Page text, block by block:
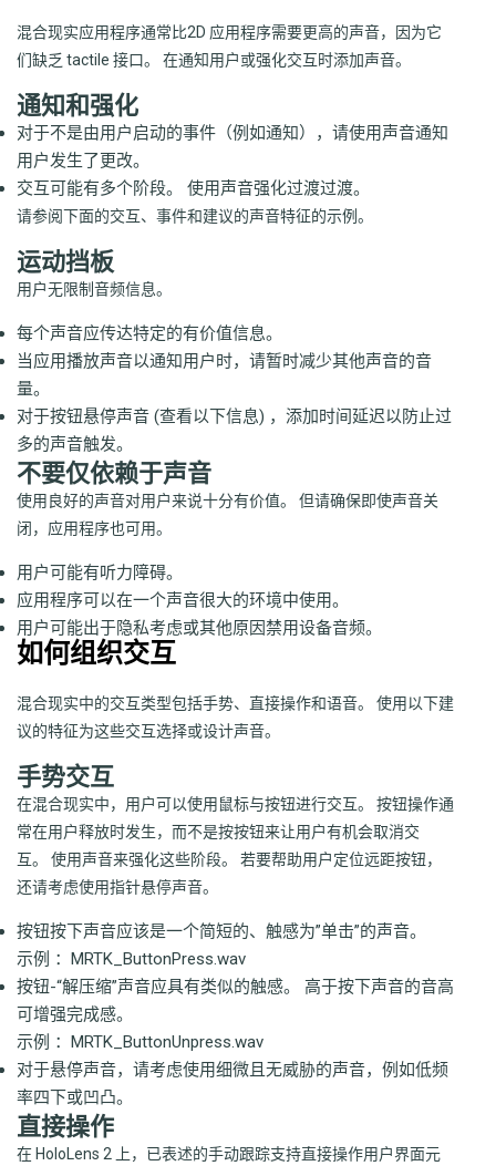
混合现实应用程序通常比2D 应用程序需要更高的声音，因为它
们缺乏 tactile 接口。 在通知用户或强化交互时添加声音。
通知和强化
对于不是由用户启动的事件（例如通知），请使用声音通知
用户发生了更改。
交互可能有多个阶段。 使用声音强化过渡过渡。
请参阅下面的交互、事件和建议的声音特征的示例。
运动挡板
用户无限制音频信息。
每个声音应传达特定的有价值信息。
当应用播放声音以通知用户时，请暂时减少其他声音的音
量。
对于按钮悬停声音 (查看以下信息) ，添加时间延迟以防止过
多的声音触发。
不要仅依赖于声音
使用良好的声音对用户来说十分有价值。 但请确保即使声音关
闭，应用程序也可用。
用户可能有听力障碍。
应用程序可以在一个声音很大的环境中使用。
用户可能出于隐私考虑或其他原因禁用设备音频。
如何组织交互
混合现实中的交互类型包括手势、直接操作和语音。 使用以下建
议的特征为这些交互选择或设计声音。
手势交互
在混合现实中，用户可以使用鼠标与按钮进行交互。 按钮操作通
常在用户释放时发生，而不是按按钮来让用户有机会取消交
互。 使用声音来强化这些阶段。 若要帮助用户定位远距按钮，
还请考虑使用指针悬停声音。
按钮按下声音应该是一个简短的、触感为”单击”的声音。
示例 ：MRTK_ButtonPress.wav
按钮-“解压缩”声音应具有类似的触感。 高于按下声音的音高
可增强完成感。
示例 ：MRTK_ButtonUnpress.wav
对于悬停声音，请考虑使用细微且无威胁的声音，例如低频
率四下或凹凸。
直接操作
在 HoloLens 2 上，已表述的手动跟踪支持直接操作用户界面元